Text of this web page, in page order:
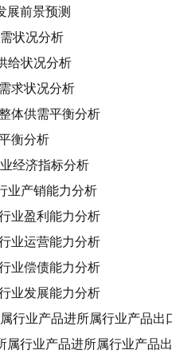
展前景预测
状况分析
给状况分析
求状况分析
体供需平衡分析
衡分析
经济指标分析
业产销能力分析
业盈利能力分析
业运营能力分析
业偿债能力分析
业发展能力分析
行业产品进所属行业产品出
属行业产品进所属行业产品